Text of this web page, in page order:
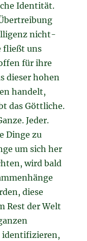
Identität.
nicht-
fließt uns
für ihre
dieser hohen
handelt,
das Göttliche.
Jeder.
Dinge zu
um sich her
wird bald
diese
Rest der Welt
identifizieren,